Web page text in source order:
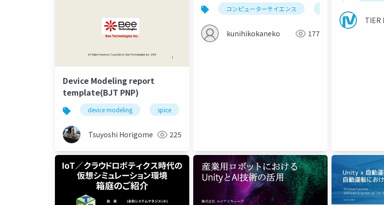
Device Modeling report
template(BJT PNP)
device modeling spice
Tsuyoshi Horigome 225
コンピューターサイエンス
kunihikokaneko 177
TIER